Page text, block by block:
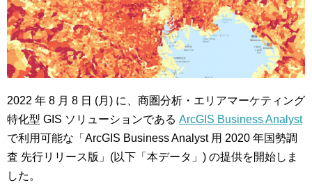
2022 年 8 月 8 日 (月) に、商圏分析・エリアマーケティング
特化型 GIS ソリューションである ArcGIS Business Analyst
で利用可能な「ArcGIS Business Analyst 用 2020 年国勢調
査 先行リリース版」(以下「本データ」) の提供を開始しま
した。